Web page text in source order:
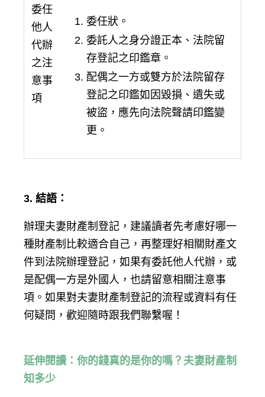
委任
他人
代辦
之注
意事
項
委任狀。
委託人之身分證正本、法院留
存登記之印鑑章。
配偶之一方或雙方於法院留存
登記之印鑑如因毀損、遺失或
被盜，應先向法院聲請印鑑變
更。
3. 結語：
辦理夫妻財產制登記，建議讀者先考慮好哪一
種財產制比較適合自己，再整理好相關財產文
件到法院辦理登記，如果有委託他人代辦，或
是配偶一方是外國人，也請留意相關注意事
項。如果對夫妻財產制登記的流程或資料有任
何疑問，歡迎隨時跟我們聯繫喔！
延伸閱讀：你的錢真的是你的嗎？夫妻財產制
知多少